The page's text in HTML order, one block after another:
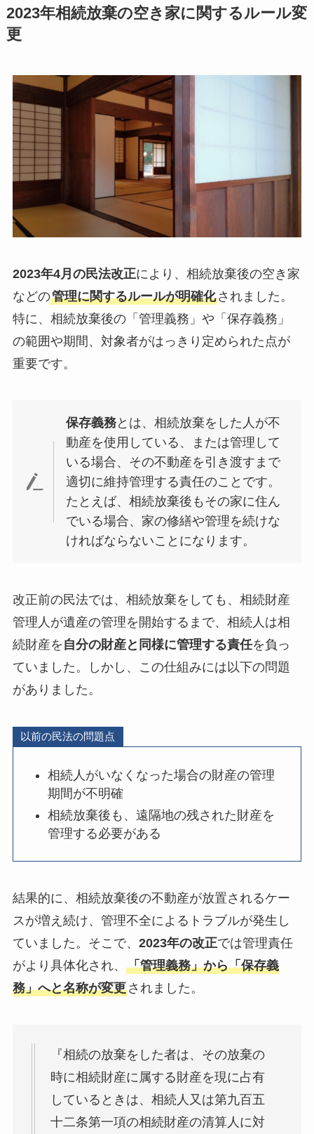
2023年相続放棄の空き家に関するルール変
更
2023年4月の民法改正により、相続放棄後の空き家
などの管理に関するルールが明確化されました。
特に、相続放棄後の「管理義務」や「保存義務」
の範囲や期間、対象者がはっきり定められた点が
重要です。
保存義務とは、相続放棄をした人が不
動産を使用している、または管理して
いる場合、その不動産を引き渡すまで
適切に維持管理する責任のことです。
たとえば、相続放棄後もその家に住ん
でいる場合、家の修繕や管理を続けな
ければならないことになります。
改正前の民法では、相続放棄をしても、相続財産
管理人が遺産の管理を開始するまで、相続人は相
続財産を 自分の財産と同様に管理する責任を負っ
ていました。しかし、この仕組みには以下の問題
がありました。
以前の民法の問題点
相続人がいなくなった場合の財産の管理
期間が不明確
相続放棄後も、遠隔地の残された財産を
管理する必要がある
結果的に、相続放棄後の不動産が放置されるケー
スが増え続け、管理不全によるトラブルが発生し
ていました。そこで、 2023年の改正では管理責任
がより具体化され、 「管理義務」から「保存義
務」へと名称が変更されました。
『相続の放棄をした者は、その放棄の
時に相続財産に属する財産を現に占有
しているときは、相続人又は第九百五
十二条第一項の相続財産の清算人に対